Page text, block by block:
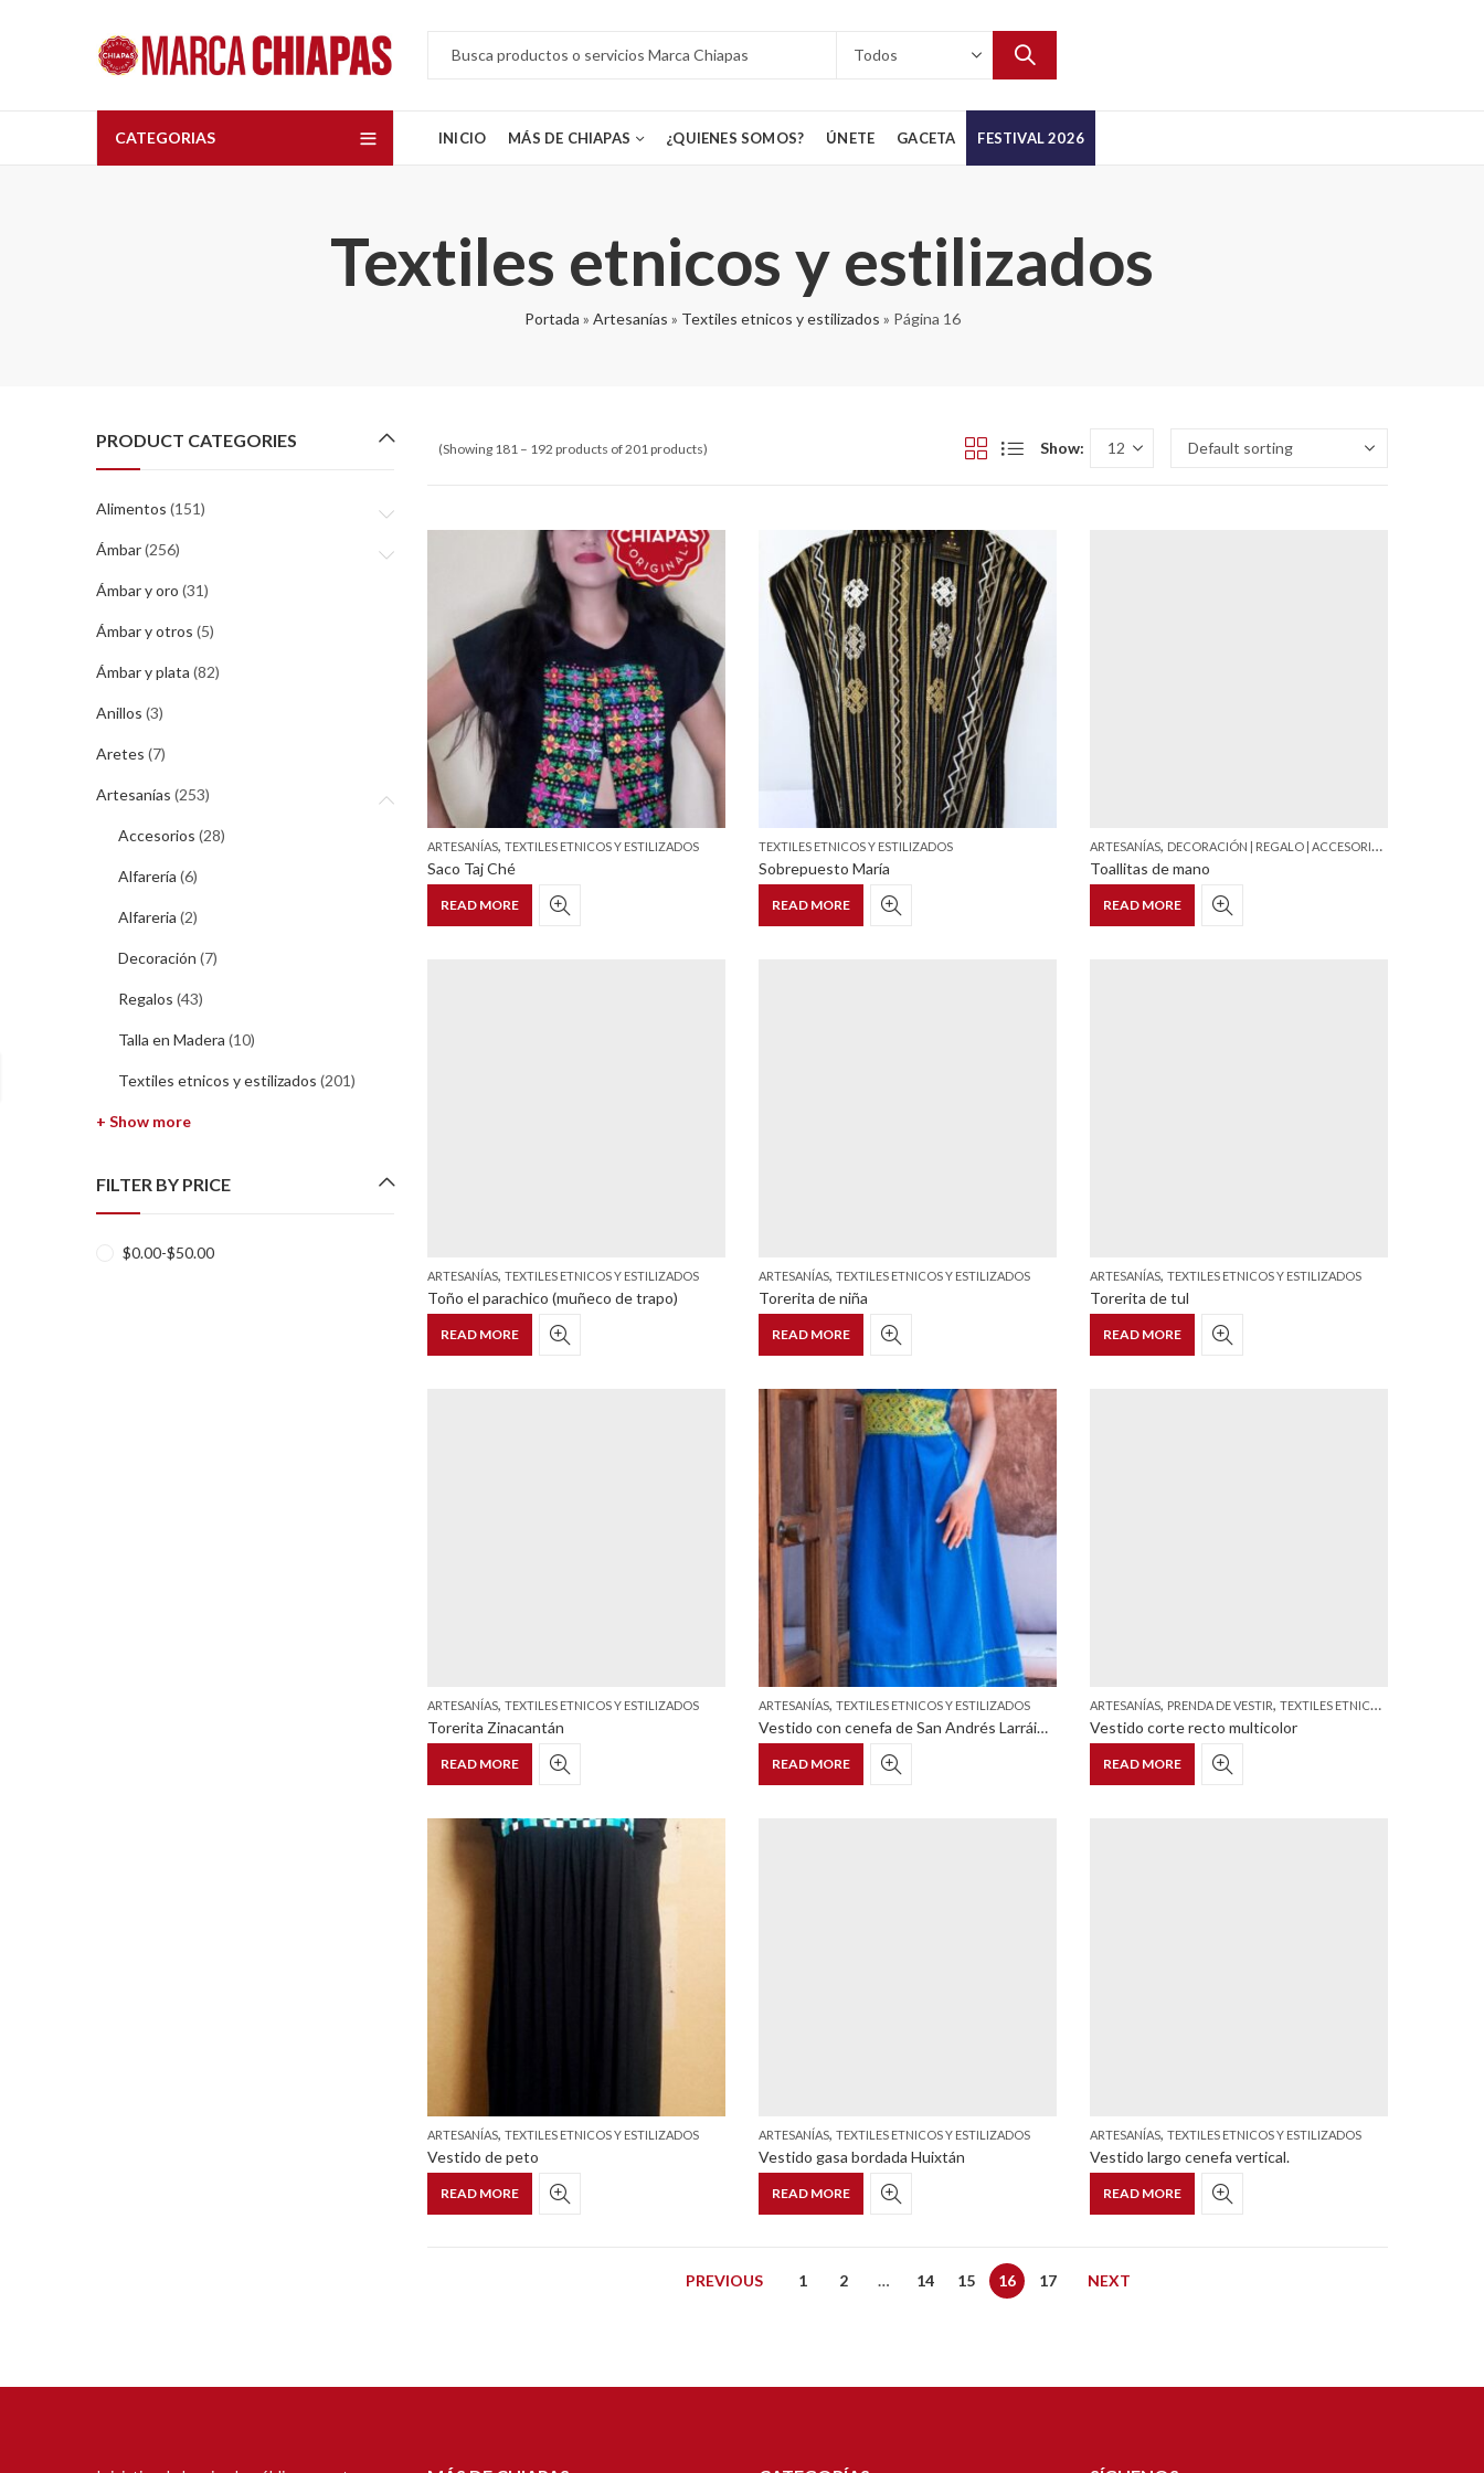
CATEGORIAS INICIO MÁS DE CHIAPAS ¿QUIENES SOMOS? ÚNETE GACETA FESTIVAL 2026
Textiles etnicos y estilizados
Portada » Artesanías » Textiles etnicos y estilizados » Página 16
(Showing 181 – 192 products of 201 products) Show:
ARTESANÍAS, TEXTILES ETNICOS Y ESTILIZADOS
Saco Taj Ché
READ MORE
TEXTILES ETNICOS Y ESTILIZADOS
Sobrepuesto María
READ MORE
ARTESANÍAS, DECORACIÓN | REGALO | ACCESORIO |CATÁLOGO
Toallitas de mano
READ MORE
ARTESANÍAS, TEXTILES ETNICOS Y ESTILIZADOS
Toño el parachico (muñeco de trapo)
READ MORE
ARTESANÍAS, TEXTILES ETNICOS Y ESTILIZADOS
Torerita de niña
READ MORE
ARTESANÍAS, TEXTILES ETNICOS Y ESTILIZADOS
Torerita de tul
READ MORE
ARTESANÍAS, TEXTILES ETNICOS Y ESTILIZADOS
Torerita Zinacantán
READ MORE
ARTESANÍAS, TEXTILES ETNICOS Y ESTILIZADOS
Vestido con cenefa de San Andrés Larráinzar
READ MORE
ARTESANÍAS, PRENDA DE VESTIR, TEXTILES ETNICOS Y ESTILIZADOS
Vestido corte recto multicolor
READ MORE
ARTESANÍAS, TEXTILES ETNICOS Y ESTILIZADOS
Vestido de peto
READ MORE
ARTESANÍAS, TEXTILES ETNICOS Y ESTILIZADOS
Vestido gasa bordada Huixtán
READ MORE
ARTESANÍAS, TEXTILES ETNICOS Y ESTILIZADOS
Vestido largo cenefa vertical.
READ MORE
PREVIOUS 1 2 … 14 15 16 17 NEXT
PRODUCT CATEGORIES
Alimentos (151)
Ámbar(256)
Ámbar y oro (31)
Ámbar y otros (5)
Ámbar y plata (82)
Anillos (3)
Aretes (7)
Artesanías (253)
Accesorios (28)
Alfarería (6)
Alfareria (2)
Decoración (7)
Regalos (43)
Talla en Madera (10)
Textiles etnicos y estilizados (201)
+ Show more
FILTER BY PRICE
$0.00-$50.00